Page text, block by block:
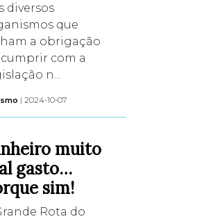
diversos
que
a obrigação
com a
n...
| 2024-10-07
muito
gasto…
sim!
Rota do